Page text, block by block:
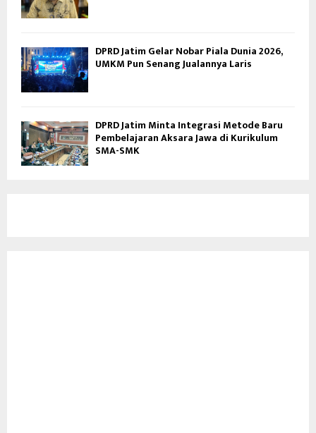
DPRD Jatim Gelar Nobar Piala Dunia 2026,
UMKM Pun Senang Jualannya Laris
DPRD Jatim Minta Integrasi Metode Baru
Pembelajaran Aksara Jawa di Kurikulum
SMA-SMK